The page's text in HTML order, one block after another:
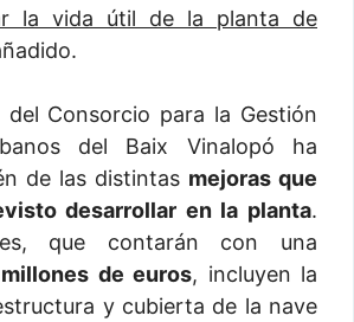
la vida útil de la planta de
del Consorcio para la Gestión
del Baix Vinalopó ha
de las distintas mejoras que
desarrollar en la planta.
que contarán con una
de euros, incluyen la
y cubierta de la nave